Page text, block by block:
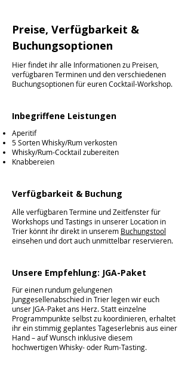
Preise, Verfügbarkeit &
Buchungsoptionen
Hier findet ihr alle Informationen zu Preisen,
verfügbaren Terminen und den verschiedenen
Buchungsoptionen für euren Cocktail-Workshop.
Inbegriffene Leistungen
Aperitif
5 Sorten Whisky/Rum verkosten
Whisky/Rum-Cocktail zubereiten
Knabbereien
Verfügbarkeit & Buchung
Alle verfügbaren Termine und Zeitfenster für
Workshops und Tastings in unserer Location in
Trier könnt ihr direkt in unserem Buchungstool
einsehen und dort auch unmittelbar reservieren.
Unsere Empfehlung: JGA-Paket
Für einen rundum gelungenen
Junggesellenabschied in Trier legen wir euch
unser JGA-Paket ans Herz. Statt einzelne
Programmpunkte selbst zu koordinieren, erhaltet
ihr ein stimmig geplantes Tageserlebnis aus einer
Hand – auf Wunsch inklusive diesem
hochwertigen Whisky- oder Rum-Tasting.